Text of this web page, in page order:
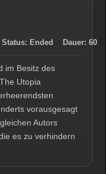
Status: Ended Dauer: 60
im Besitz des
Utopia
vorausgesagt
Autors
es zu verhindern